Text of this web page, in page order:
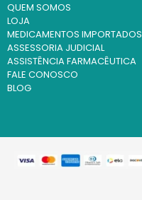
QUEM SOMOS
LOJA
MEDICAMENTOS IMPORTADOS
ASSESSORIA JUDICIAL
ASSISTÊNCIA FARMACÊUTICA
FALE CONOSCO
BLOG